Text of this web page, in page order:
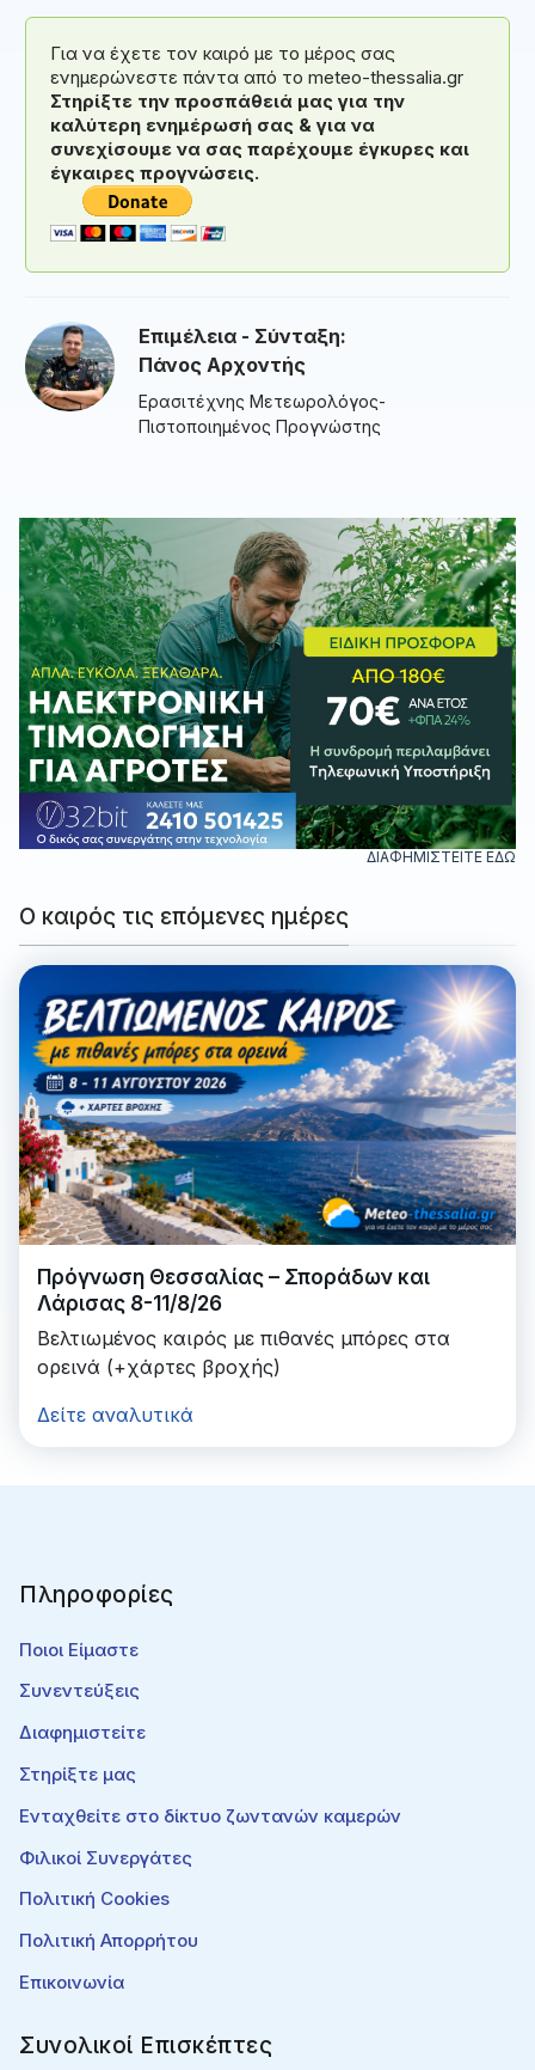
Για να έχετε τον καιρό με το μέρος σας
ενημερώνεστε πάντα από το meteo-thessalia.gr
Στηρίξτε την προσπάθειά μας για την
καλύτερη ενημέρωσή σας & για να
συνεχίσουμε να σας παρέχουμε έγκυρες και
έγκαιρες προγνώσεις.
Επιμέλεια - Σύνταξη:
Πάνος Αρχοντής
Ερασιτέχνης Μετεωρολόγος-
Πιστοποιημένος Προγνώστης
ΔΙΑΦΗΜΙΣΤΕΙΤΕ ΕΔΩ
Ο καιρός τις επόμενες ημέρες
Πρόγνωση Θεσσαλίας – Σποράδων και
Λάρισας 8-11/8/26
Βελτιωμένος καιρός με πιθανές μπόρες στα
ορεινά (+χάρτες βροχής)
Δείτε αναλυτικά
Πληροφορίες
Ποιοι Είμαστε
Συνεντεύξεις
Διαφημιστείτε
Στηρίξτε μας
Ενταχθείτε στο δίκτυο ζωντανών καμερών
Φιλικοί Συνεργάτες
Πολιτική Cookies
Πολιτική Απορρήτου
Επικοινωνία
Συνολικοί Επισκέπτες